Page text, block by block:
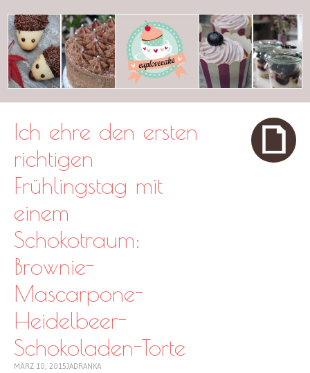
cuplovecake
Ich ehre den ersten
richtigen
Frühlingstag mit
einem
Schokotraum:
Brownie-
Mascarpone-
Heidelbeer-
Schokoladen-Torte
MÄRZ 10, 2015JADRANKA